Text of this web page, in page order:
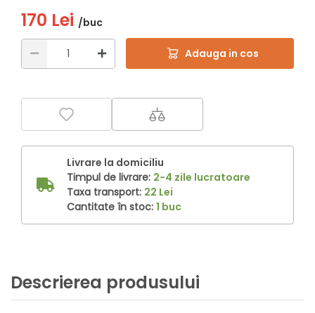
170 Lei /buc
Adauga in cos
Livrare la domiciliu
Timpul de livrare: 2-4 zile lucratoare
Taxa transport: 22 Lei
Cantitate în stoc: 1 buc
Descrierea produsului